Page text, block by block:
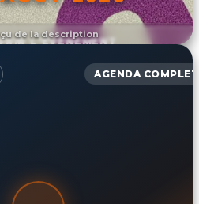
de la description
L'ÉVÉNEMENT
AGENDA COMPLET